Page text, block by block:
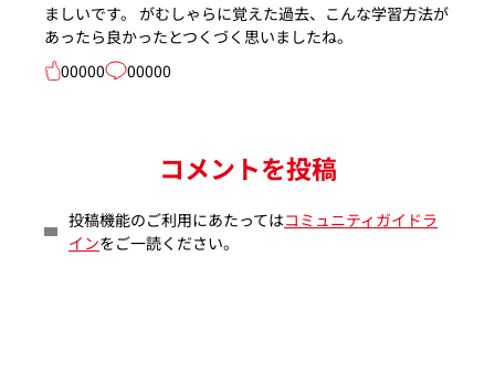
ましいです。 がむしゃらに覚えた過去、こんな学習方法が
あったら良かったとつくづく思いましたね。
00000
00000
コメントを投稿
投稿機能のご利用にあたってはコミュニティガイドラ
インをご一読ください。